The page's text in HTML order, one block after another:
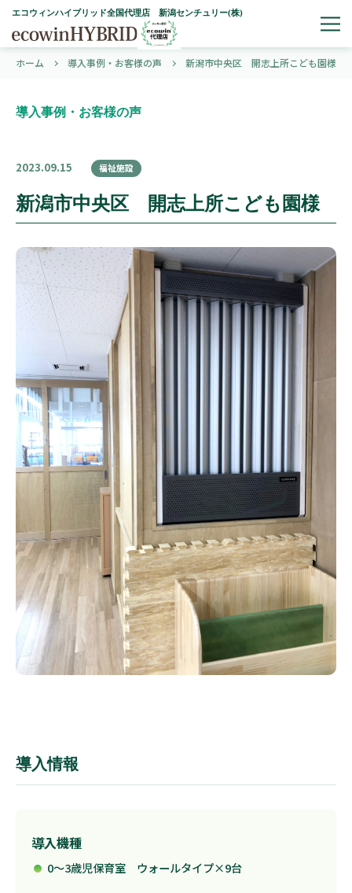
エコウィンハイブリッド全国代理店 新潟センチュリー(株)
ホーム 導入事例・お客様の声 新潟市中央区 開志上所こども園様
導入事例・お客様の声
2023.09.15 福祉施設
新潟市中央区 開志上所こども園様
導入情報
導入機種
0～3歳児保育室 ウォールタイプ×9台